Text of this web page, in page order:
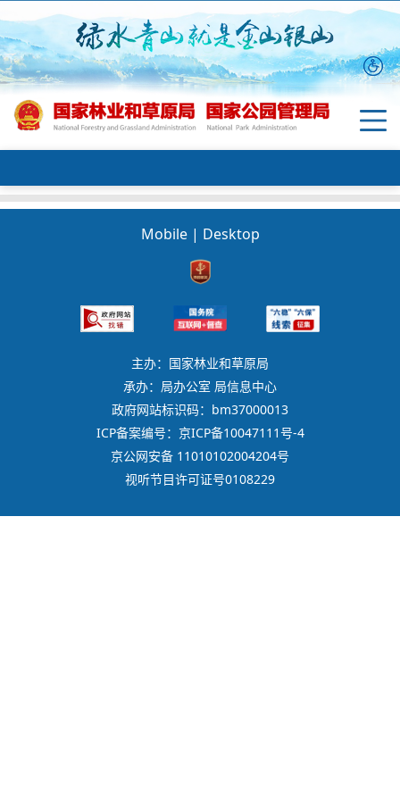
Mobile | Desktop
主办：国家林业和草原局
承办：局办公室 局信息中心
政府网站标识码：bm37000013
ICP备案编号：京ICP备10047111号-4
京公网安备 11010102004204号
视听节目许可证号0108229